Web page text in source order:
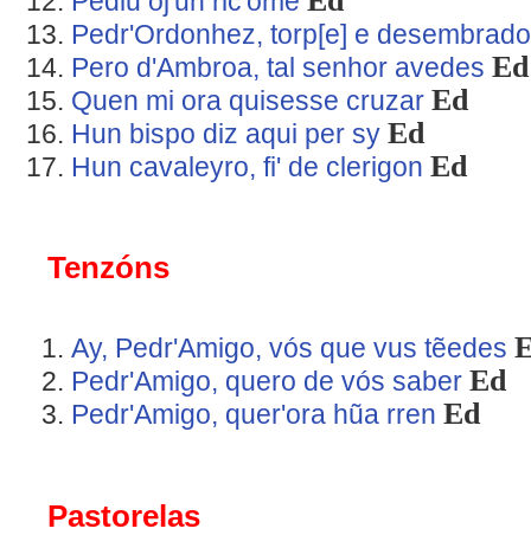
Pedr'Ordonhez, torp[e] e
Pero d'Ambroa, tal senhor avedes Ed
Quen mi ora quisesse cruzar Ed
Hun bispo diz aqui per sy Ed
Hun cavaleyro, fi' de clerigon Ed
Tenzóns
Ay, Pedr'Amigo, vós que vus tẽedes
Pedr'Amigo, quero de vós saber Ed
Pedr'Amigo, quer'ora hũa rren Ed
Pastorelas